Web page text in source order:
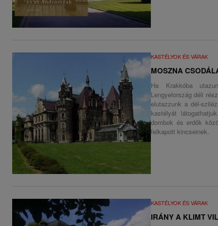
KASTÉLYOK ÉS VÁRAK
MOSZNA
Ha Krakkóba
Lengyelország déli
elutazzunk a dél-
kastélyát
dombok és erdők
felkapott kincseinek.
KASTÉLYOK ÉS VÁRAK
IRÁNY A KLIMT